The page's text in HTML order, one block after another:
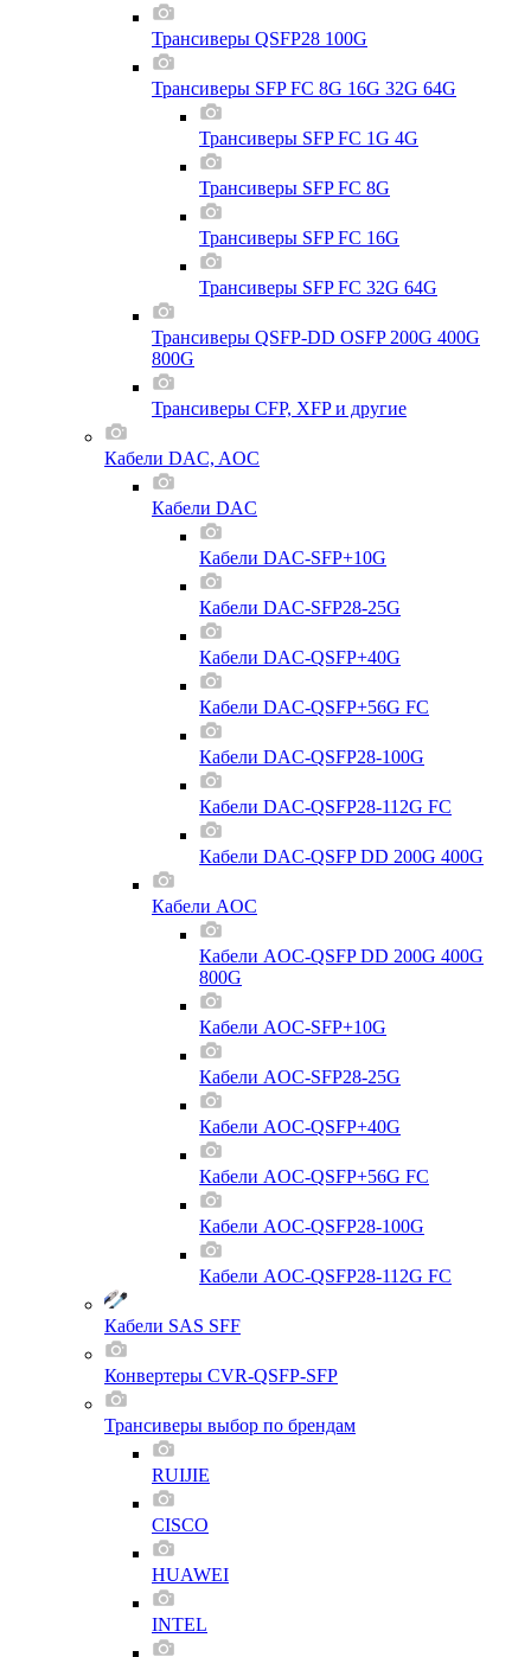
Трансиверы QSFP28 100G
Трансиверы SFP FC 8G 16G 32G 64G
Трансиверы SFP FC 1G 4G
Трансиверы SFP FC 8G
Трансиверы SFP FC 16G
Трансиверы SFP FC 32G 64G
Трансиверы QSFP-DD OSFP 200G 400G
800G
Трансиверы CFP, XFP и другие
Кабели DAC, AOC
Кабели DAC
Кабели DAC-SFP+10G
Кабели DAC-SFP28-25G
Кабели DAC-QSFP+40G
Кабели DAC-QSFP+56G FC
Кабели DAC-QSFP28-100G
Кабели DAC-QSFP28-112G FC
Кабели DAC-QSFP DD 200G 400G
Кабели AOC
Кабели AOC-QSFP DD 200G 400G
800G
Кабели AOC-SFP+10G
Кабели AOC-SFP28-25G
Кабели AOC-QSFP+40G
Кабели AOC-QSFP+56G FC
Кабели AOC-QSFP28-100G
Кабели AOC-QSFP28-112G FC
Кабели SAS SFF
Конвертеры CVR-QSFP-SFP
Трансиверы выбор по брендам
RUIJIE
CISCO
HUAWEI
INTEL